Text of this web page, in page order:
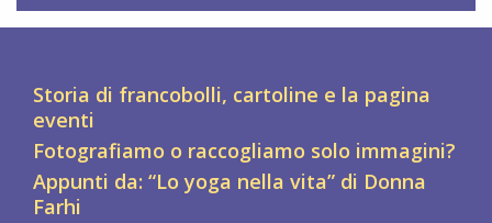
Storia di francobolli, cartoline e la pagina
eventi
Fotografiamo o raccogliamo solo immagini?
Appunti da: “Lo yoga nella vita” di Donna
Farhi